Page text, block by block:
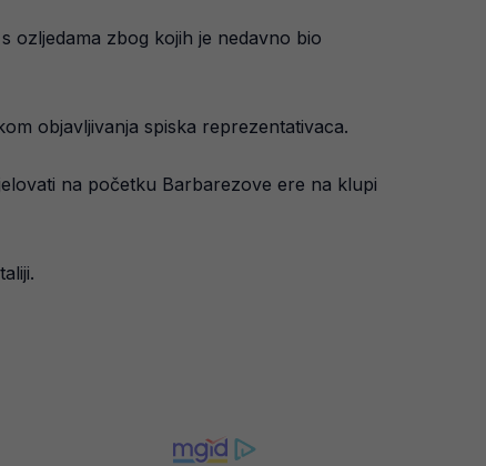
ozljedama zbog kojih je nedavno bio
objavljivanja spiska reprezentativaca.
na početku Barbarezove ere na klupi